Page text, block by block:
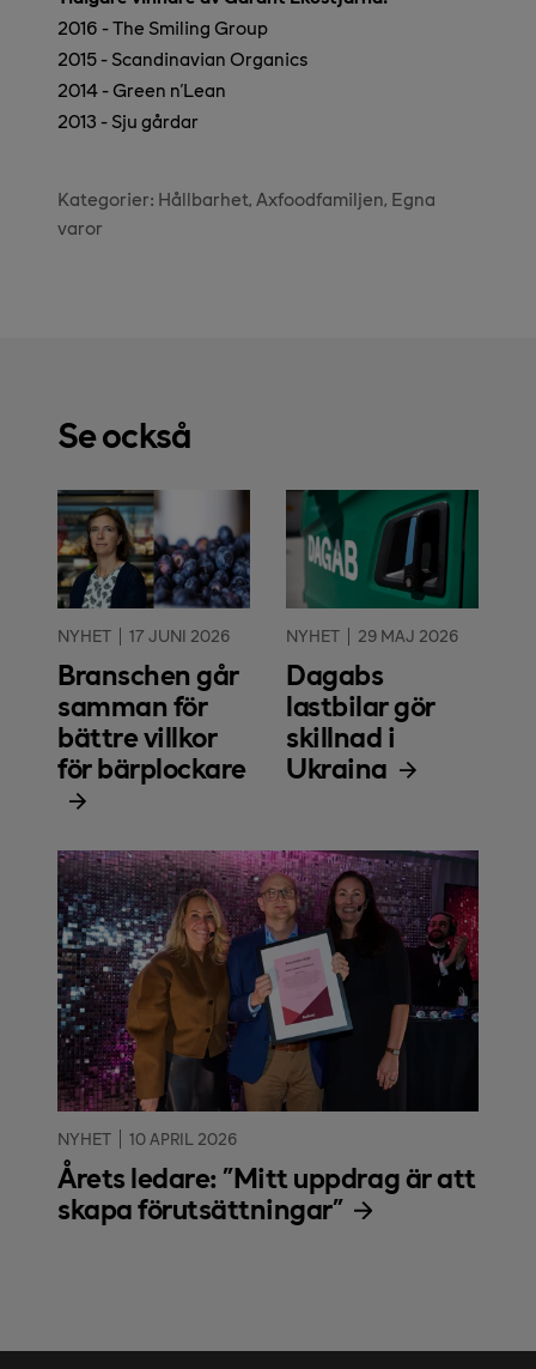
2016 - The Smiling Group
2015 - Scandinavian Organics
2014 - Green n'Lean
2013 - Sju gårdar
Kategorier: Hållbarhet Axfoodfamiljen Egna
varor
Se också
NYHET 17 JUNI 2026
Branschen går
samman för
bättre villkor
för bärplockare
NYHET 29 MAJ 2026
Dagabs
lastbilar gör
skillnad i
Ukraina
NYHET 10 APRIL 2026
Årets ledare: "Mitt uppdrag är att
skapa förutsättningar"